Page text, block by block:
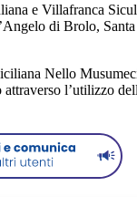
e Villafranca
di Brolo,
Nello
l’utilizzo